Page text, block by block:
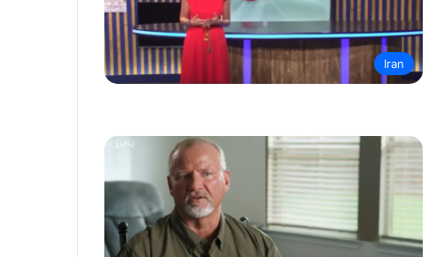
Iran